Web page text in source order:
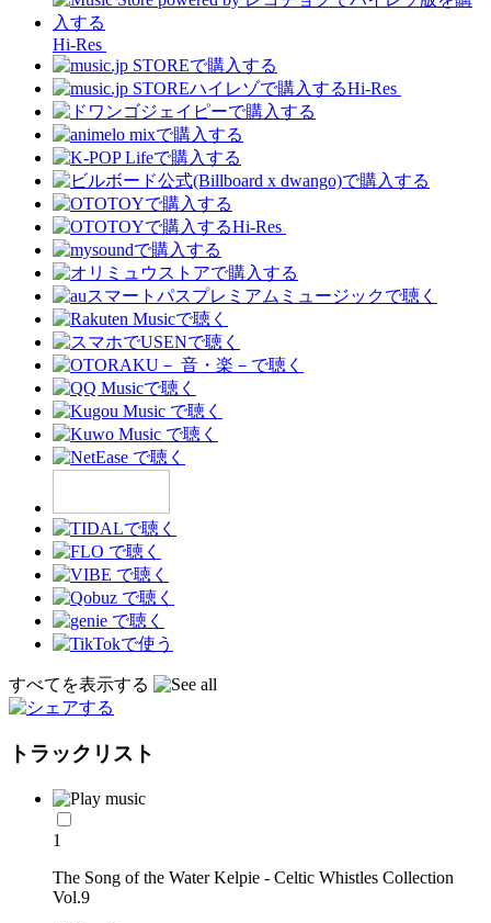
Hi-Res
Hi-Res
Hi-Res
すべてを表示する
トラックリスト
1
The Song of the Water Kelpie - Celtic Whistles Collection
Vol.9